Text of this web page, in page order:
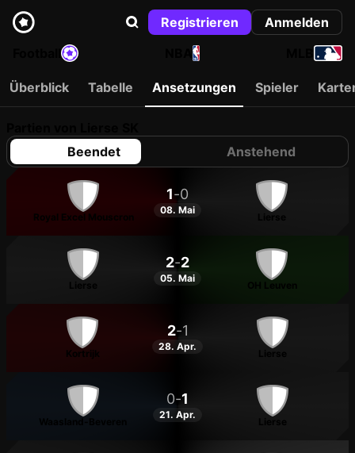
Registrieren
Anmelden
NBA
Überblick Tabelle Ansetzungen Spieler
Beendet
Anstehend
Royal Excel Mouscron
1-0
08. Mai
2-2
05. Mai
OH Leuven
Kortrijk
2-1
28. Apr.
0-1
21. Apr.